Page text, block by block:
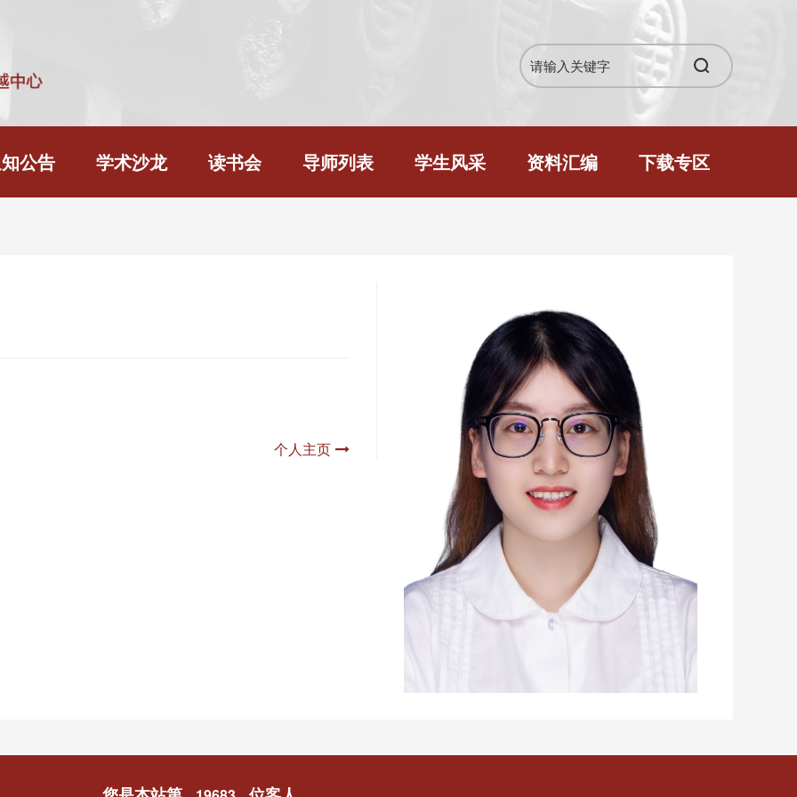
公告 学术沙龙 读书会 导师列表 学生风采 资料汇编 下载专区
个人主页